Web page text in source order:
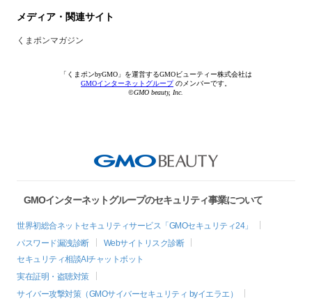
メディア・関連サイト
くまポンマガジン
「くまポンbyGMO」を運営するGMOビューティー株式会社は
GMOインターネットグループのメンバーです。
©GMO beauty, Inc.
GMOインターネットグループのセキュリティ事業について
世界初総合ネットセキュリティサービス「GMOセキュリティ24」
パスワード漏洩診断
Webサイトリスク診断
セキュリティ相談AIチャットボット
実在証明・盗聴対策
サイバー攻撃対策（GMOサイバーセキュリティ byイエラエ）